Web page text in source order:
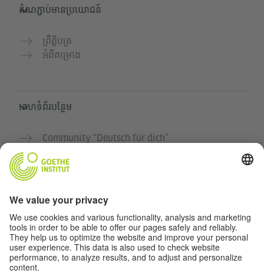
តំណភ្ជាប់មានប្រយោជន៍
ព្រឹត្តិបត្រ
អំពីគម្រោង
គេហទំព័របន្ថែម
Community “Deutsch für dich”
វគ្គសិក្សាភាសាអាល្លឺម៉ង់របស់ Goethe-Institut
ភាពឯកជន និងការចូលដំណើរការដោយគ្មានឧបសគ្គ
ការកំណត់ភាពឯកជន